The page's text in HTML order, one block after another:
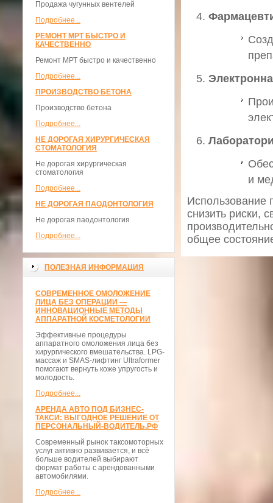
Продажа чугунных вентелей
Подробнее...
РЕМОНТ МРТ БЫСТРО И
КАЧЕСТВЕННО
Ремонт МРТ быстро и качественно
Подробнее...
ПРОИЗВОДСТВО БЕТОНА
Производство бетона
Подробнее...
НЕ ДОРОГАЯ ХИРУРГИЧЕСКАЯ
СТОМАТОЛОГИЯ
Не дорогая хирургическая
стоматология
Подробнее...
НЕ ДОРОГАЯ ПАОДОНТОЛОГИЯ
Не дорогая паодонтология
Подробнее...
ПОЛЕЗНАЯ ИНФОРМАЦИЯ
СОВРЕМЕННОЕ ОМОЛОЖЕНИЕ
ЛИЦА БЕЗ ОПЕРАЦИИ —
ИННОВАЦИОННЫЕ МЕТОДЫ
АППАРАТНОЙ КОСМЕТОЛОГИИ
Эффективные процедуры
аппаратного омоложения лица без
хирургического вмешательства. LPG-
массаж и SMAS-лифтинг Ultraformer
помогают вернуть коже упругость и
молодость.
Подробнее...
АРЕНДА АВТО ПОД БИЗНЕС-
ТАКСИ: ВЫГОДНОЕ РЕШЕНИЕ ОТ
ПЕРСОНАЛЬНЫЙ-ВОДИТЕЛЬ.РФ
Современный рынок таксомоторных
услуг активно развивается, и всё
больше водителей выбирают
формат работы с арендованными
автомобилями.
Подробнее...
и
Использование
снизить риски,
общее